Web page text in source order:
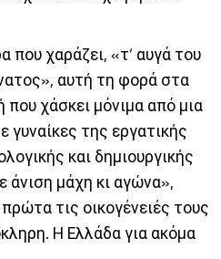
χαράζει, «τ’ αυγά του
αυτή τη φορά στα
χάσκει μόνιμα από μια
γυναίκες της εργατικής
και δημιουργικής
άνιση μάχη κι αγώνα»,
τις οικογένειές τους
Η Ελλάδα για ακόμα